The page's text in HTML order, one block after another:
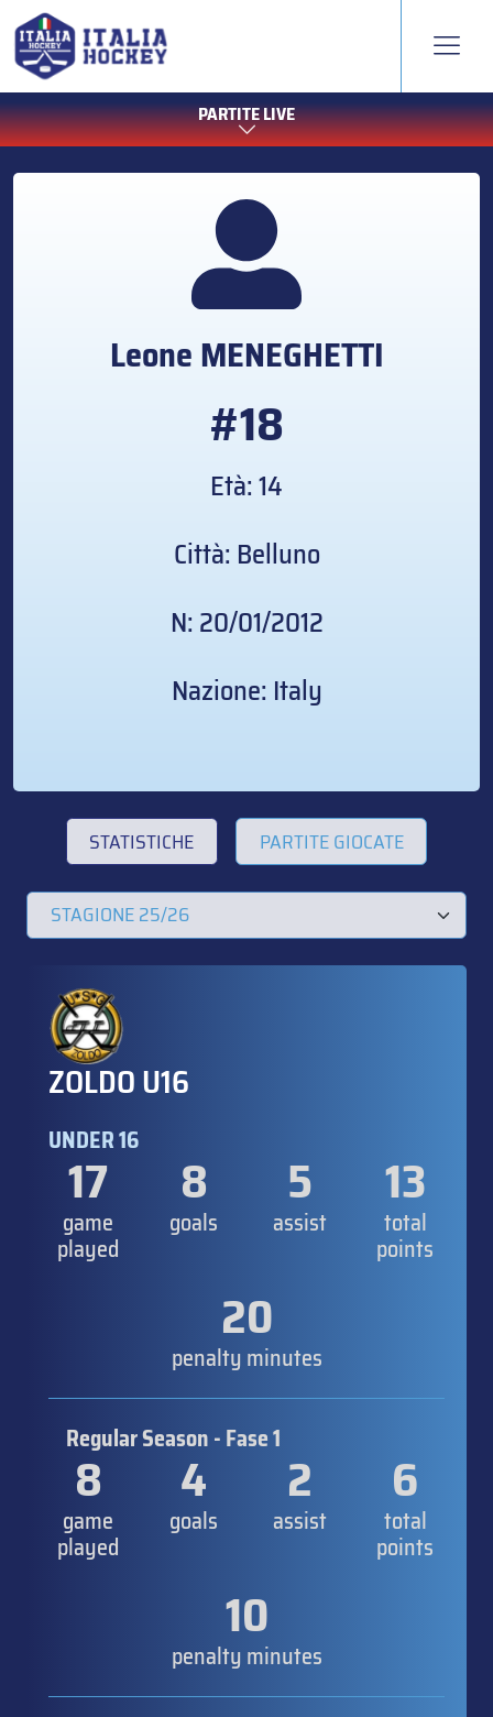
PARTITE LIVE
LeoneMENEGHETTI
#18
Età: 14
Città: Belluno
N: 20/01/2012
Nazione: Italy
STATISTICHE PARTITE GIOCATE
ZOLDO U16
UNDER 16
17
game
played
8
goals
5
assist
13
total
points
20
penalty minutes
Regular Season - Fase 1
8
game
played
4
goals
2
assist
6
total
points
10
penalty minutes